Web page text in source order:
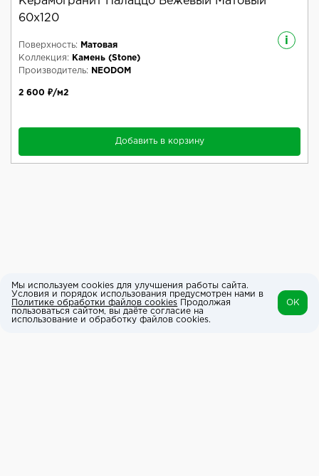
60x120
i
Поверхность:
Матовая
Коллекция:
Камень (Stone)
Производитель:
NEODOM
2 600 ₽/м2
Добавить в корзину
Мы используем cookies для улучшения работы сайта.
Условия и порядок использования предусмотрен нами в
Политике обработки файлов cookies Продолжая
пользоваться сайтом, вы даёте согласие на
использование и обработку файлов cookies.
OK